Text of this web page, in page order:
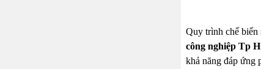
Quy trình chế biến
công nghiệp Tp
khả năng đáp ứng